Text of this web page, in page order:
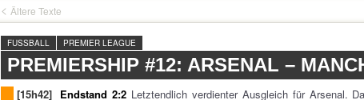
Ältere Texte
FUSSBALL PREMIER LEAGUE
PREMIERSHIP #12: ARSENAL –
[15h42] Endstand 2:2Letztendlich verdienter Ausgleich für Arsenal.